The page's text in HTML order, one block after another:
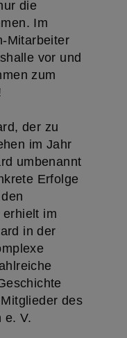
die
Im
Mitarbeiter
vor und
zum
der zu
im Jahr
umbenannt
Erfolge
erhielt im
in der
des
e. V.